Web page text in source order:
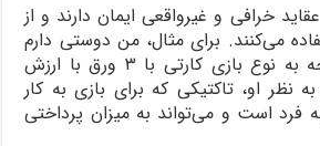
خرافی و غیرواقعی ایمان دارند و از
می‌کنند. برای مثال، من دوستی دارم
که همیشه بدون توجه به نوع بازی کارتی با ۳ ورق با ارزش
نظر او، تاکتیکی که برای بازی به کار
فرد است و می‌تواند به میزان پرداختی